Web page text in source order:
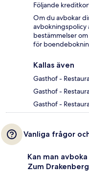
Följande
Om du avbokar
avbokningspolicy
bestämmelser
för
Kallas även
Gasthof -
Gasthof -
Gasthof -
Vanliga frågor
Kan man
Zum